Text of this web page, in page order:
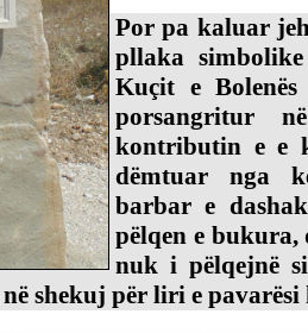
Por pa kaluar
pllaka
Kuçit e Bolenës
porsangritur
kontributin e e
dëmtuar nga
barbar e
pëlqen e
nuk i pëlqejnë
shekuj për liri e pavarësi